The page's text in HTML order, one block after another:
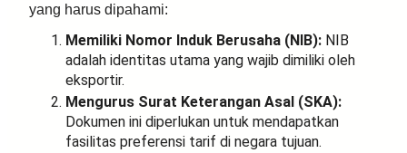
yang harus dipahami:
Memiliki Nomor Induk Berusaha (NIB): NIB
adalah identitas utama yang wajib dimiliki oleh
eksportir.
Mengurus Surat Keterangan Asal (SKA):
Dokumen ini diperlukan untuk mendapatkan
fasilitas preferensi tarif di negara tujuan.